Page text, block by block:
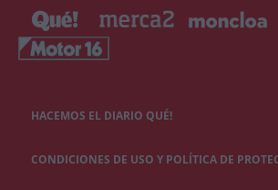
HACEMOS EL DIARIO QUÉ!
CONDICIONES DE USO Y POLÍTICA DE